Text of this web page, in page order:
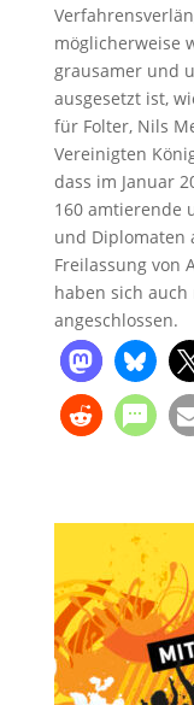
möglicherweise
grausamer und
ausgesetzt ist,
für Folter, Nils
Vereinigten
dass im Januar
160 amtierende
und Diplomaten
Freilassung von
haben sich auch
angeschlossen.